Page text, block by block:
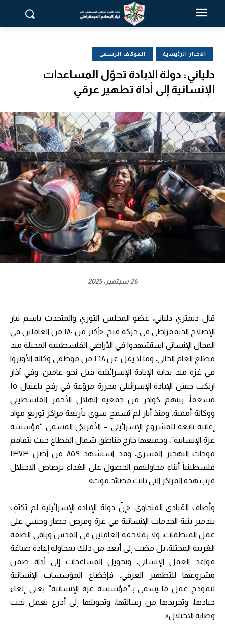
الاخبار الرئيسية الموقف الرسمي
دلياني: دولة الابادة تحوّل المساعدات
الإنسانية إلى أداة تطهير عرقي
26 سبتمبر، 2025
قال ديمتري دلياني، عضو المجلس الثوري والمتحدث باسم تيار
الإصلاح الديمقراطي في حركة فتح: «أكثر من ١٨٠ من العاملين في
المجال الإنساني استشهدوا في الأراضي الفلسطينية المحتلة منذ
مطلع العام الحالي، وما لا يقل عن ١٦٨ من موظفي وكالة الأونروا
في غزة منذ بداية الإبادة الإسرائيلية قبل نحو عامين. وفي آذار
ارتكب جيش الإبادة الإسرائيلي مجزرة مروّعة في رفح باغتيال ١٥
مسعفاً، بينهم كوادر من جمعية الهلال الأحمر الفلسطيني
ووكالة أممية. ومنذ أيار لم يُسمح سوى بأربعة مراكز توزيع مواد
إغاثية تابعة للمشروع الإسرائيلي – الأمريكي المسمى “مؤسسة
غزة الإنسانية”، وجميعها خارج مناطق شمال القطاع حيث تتفاقم
موجات التهجير القسري، وقد استشهد ٨٥٩ من أصل ١٣٧٣
فلسطينياً أثناء محاولتهم الحصول على الغذاء برصاص الاحتلال
قرب هذه المراكز التي باتت مصائد موت».
وأضاف القيادي الفتحاوي: «إنّ دولة الإبادة الإسرائيلية لم تكتفِ
بتدمير بنية الخدمات الإنسانية في غزة وفرض حصار وحشي على
عمل المنظمات، ولا بملاحقة العاملين في القدس وباقي الضفة
الغربية المحتلة، بل مضت إلى أبعد من ذلك بمحاولة إعادة صياغة
قواعد العمل الإنساني، وتحويل المساعدات إلى أداة ضمن
مشروعها للتطهير العرقي. فإخضاع المؤسسات الإنسانية
لنموذج عمل ما يسمى بـ”مؤسسة غزة الإنسانية” يعني إلغاء
حيادها، وتجريدها من رسالتها، وتحويلها إلى أذرع تعمل تحت
وصاية الاحتلال».